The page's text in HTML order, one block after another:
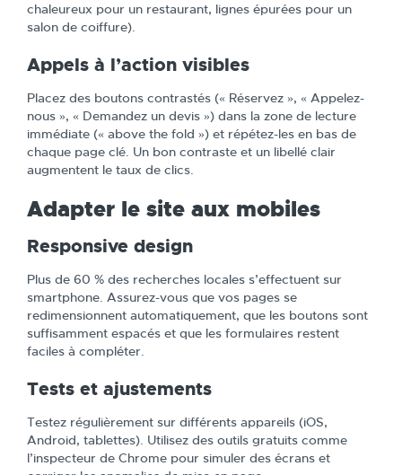
chaleureux pour un restaurant, lignes épurées pour un
salon de coiffure).
Appels à l’action visibles
Placez des boutons contrastés (« Réservez », « Appelez-
nous », « Demandez un devis ») dans la zone de lecture
immédiate (« above the fold ») et répétez-les en bas de
chaque page clé. Un bon contraste et un libellé clair
augmentent le taux de clics.
Adapter le site aux mobiles
Responsive design
Plus de 60 % des recherches locales s’effectuent sur
smartphone. Assurez-vous que vos pages se
redimensionnent automatiquement, que les boutons sont
suffisamment espacés et que les formulaires restent
faciles à compléter.
Tests et ajustements
Testez régulièrement sur différents appareils (iOS,
Android, tablettes). Utilisez des outils gratuits comme
l’inspecteur de Chrome pour simuler des écrans et